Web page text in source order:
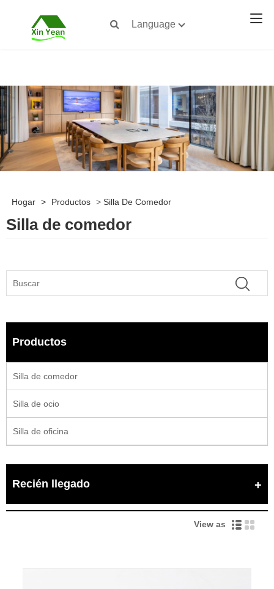
Language
Hogar > Productos > Silla De Comedor
Silla de comedor
Productos
Silla de comedor
Silla de ocio
Silla de oficina
Recién llegado
View as